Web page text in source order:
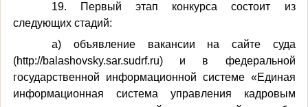
19. Первый этап конкурса состоит из
следующих стадий:
а) объявление вакансии на сайте суда
(http://balashovsky.sar.sudrf.ru) и в федеральной
государственной информационной системе «Единая
информационная система управления кадровым